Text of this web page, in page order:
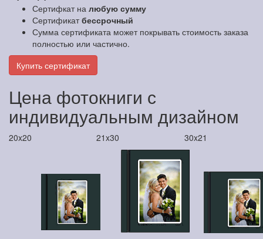
Сертифкат на любую сумму
Сертификатбессрочный
Сумма сертификата может покрывать стоимость заказа
полностью или частично.
Купить сертификат
Цена фотокниги с
индивидуальным дизайном
20x20 21x30 30x21